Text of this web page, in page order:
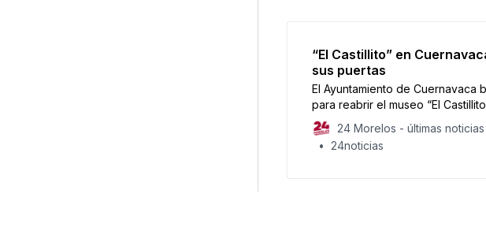
“El Castillito” en
sus puertas
El Ayuntamiento de Cuernavaca
para reabrir el museo “El
abandono.
24 Morelos - últimas
24noticias